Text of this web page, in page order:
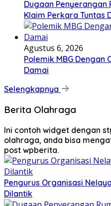
Dugaan Penyerangan
Klaim Perkara Tuntas
Agustus 6, 2026
Polemik MBG Dengan
Damai
Selengkapnya
Berita Olahraga
Ini contoh widget dengan
olahraga, anda bisa
post wpberita.
Pengurus Organisasi
Dilantik